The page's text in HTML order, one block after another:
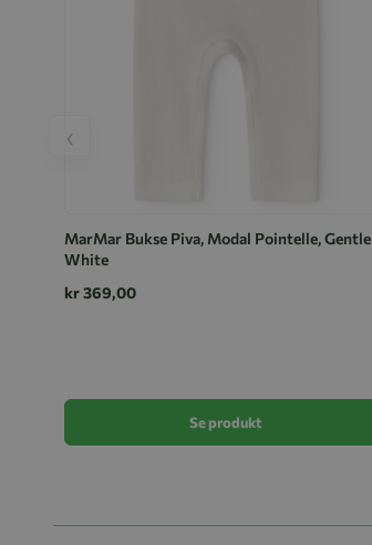
MarMar Bukse Piva, Modal Pointelle, Gentle
White
kr 369,00
Se produkt
‹